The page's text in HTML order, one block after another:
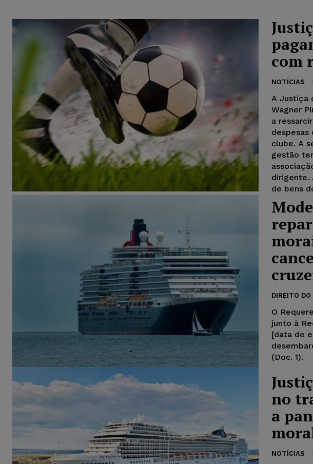
com
NOTÍCIAS
A Justiça
Wagner
a
clube. A
gestão
dirigente.
de bens
DIREITO DO
O
junto à
[data de
(Doc. 1).
no
a
NOTÍCIAS